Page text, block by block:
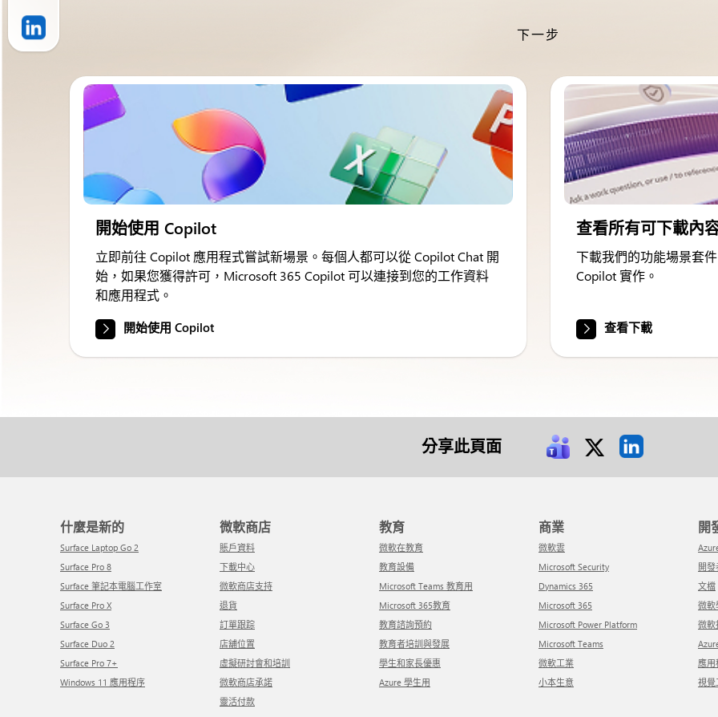
下一步
開始使用 Copilot
立即前往 Copilot 應用程式嘗試新場景。每個人都可以從 Copilot Chat 開
始，如果您獲得許可，Microsoft 365 Copilot 可以連接到您的工作資料
和應用程式。
開始使用 Copilot
查看所有可下載內
下載我們的功能場景套
Copilot 實作。
查看下載
分享此頁面
什麼是新的
Surface Laptop Go 2
Surface Pro 8
Surface 筆記本電腦工作室
Surface Pro X
Surface Go 3
Surface Duo 2
Surface Pro 7+
Windows 11 應用程序
微軟商店
賬戶資料
下載中心
微軟商店支持
退貨
訂單跟踪
店舖位置
虛擬研討會和培訓
微軟商店承諾
靈活付款
教育
微軟在教育
教育設備
Microsoft Teams 教育用
Microsoft 365教育
教育諮詢預約
教育者培訓與發展
學生和家長優惠
Azure 學生用
商業
微軟雲
Microsoft Security
Dynamics 365
Microsoft 365
Microsoft Power Platform
Microsoft Teams
微軟工業
小本生意
開
文檔
微
微
應
視